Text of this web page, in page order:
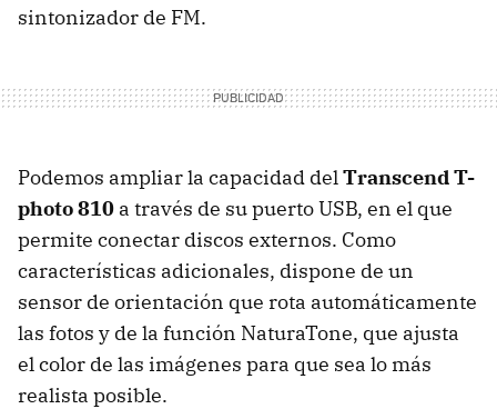
sintonizador de FM.
Podemos ampliar la capacidad delTranscend T-
photo 810 a través de su puertoUSB, en el que
permite conectar discos externos. Como
características adicionales, dispone de un
sensor de orientación que rota automáticamente
las fotos y de la función NaturaTone, que ajusta
el color de las imágenes para que sea lo más
realista posible.